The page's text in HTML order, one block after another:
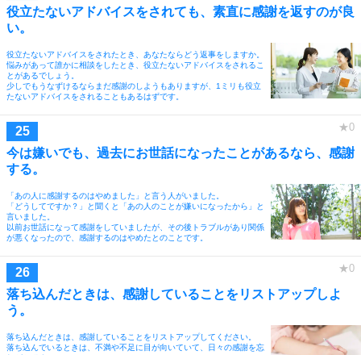
役立たないアドバイスをされても、素直に感謝を返すのが良
い。
役立たないアドバイスをされたとき、あなたならどう返事をしますか。
悩みがあって誰かに相談をしたとき、役立たないアドバイスをされるこ
とがあるでしょう。
少しでもうなずけるならまだ感謝のしようもありますが、1ミリも役立
たないアドバイスをされることもあるはずです。
今は嫌いでも、過去にお世話になったことがあるなら、感謝
する。
「あの人に感謝するのはやめました」と言う人がいました。
「どうしてですか？」と聞くと「あの人のことが嫌いになったから」と
言いました。
以前お世話になって感謝をしていましたが、その後トラブルがあり関係
が悪くなったので、感謝するのはやめたとのことです。
落ち込んだときは、感謝していることをリストアップしよ
う。
落ち込んだときは、感謝していることをリストアップしてください。
落ち込んでいるときは、不満や不足に目が向いていて、日々の感謝を忘